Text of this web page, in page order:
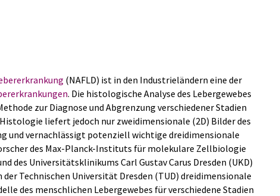
(NAFLD) ist in den Industrieländern eine der
. Die histologische Analyse des Lebergewebes
zur Diagnose und Abgrenzung verschiedener Stadien
liefert jedoch nur zweidimensionale (2D) Bilder des
und vernachlässigt potenziell wichtige dreidimensionale
des Max-Planck-Instituts für molekulare Zellbiologie
des Universitätsklinikums Carl Gustav Carus Dresden (UKD)
Technischen Universität Dresden (TUD) dreidimensionale
des menschlichen Lebergewebes für verschiedene Stadien